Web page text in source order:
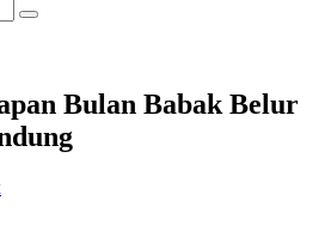
Bulan Babak Belur